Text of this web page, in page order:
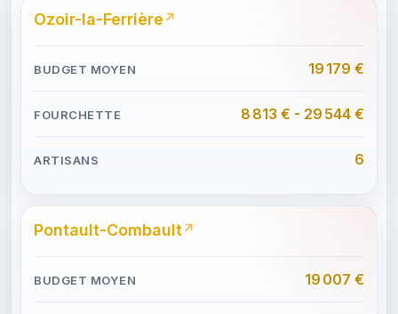
Ozoir-la-Ferrière
19 179 €
8 813 € - 29 544 €
6
Pontault-Combault
19 007 €